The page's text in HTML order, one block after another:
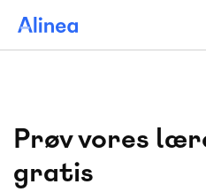
hovedindhold
Prøv vores
gratis